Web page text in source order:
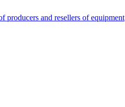
and resellers of equipment